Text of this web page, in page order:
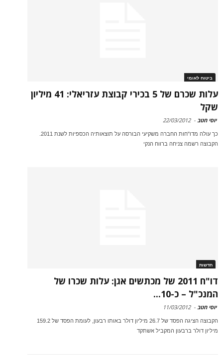
ביטוח לאומי
עלות שכרם של 5 בכירי קבוצת עזריאלי: 41 מיליון
שקל
יוסי חטב -
22/03/2012
הקבוצה רשמה צניחה ברווח הנקי
חדשות
דו"ח 2011 של מכתשים אגן: עלות שכרו של
המנכ"ל – כ-10...
יוסי חטב -
11/03/2012
הקבוצה הציגה הפסד של 26.7 מיליון דולר באותו רבעון, לעומת הפסד של 159.2
מיליון דולר ברבעון המקביל אשתקד